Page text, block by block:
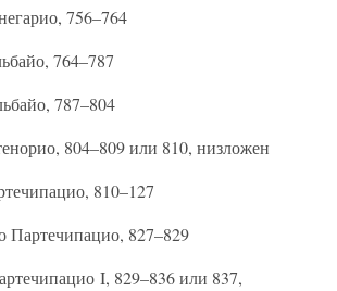
756–764
764–787
787–804
804–809 или 810, низложен
810–127
Партечипацио, 827–829
I, 829–836 или 837,